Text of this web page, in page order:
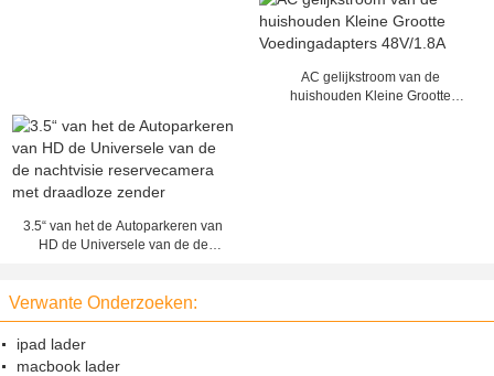
AC gelijkstroom van de
huishouden Kleine Grootte
3.5“ van het de Autoparkeren van
HD de Universele van de de
Verwante Onderzoeken:
ipad lader
macbook lader